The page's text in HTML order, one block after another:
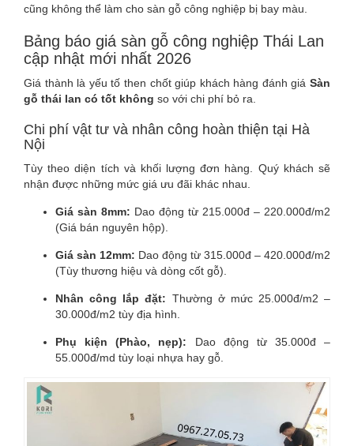
cũng không thể làm cho sàn gỗ công nghiệp bị bay màu.
Bảng báo giá sàn gỗ công nghiệp Thái Lan
cập nhật mới nhất 2026
Giá thành là yếu tố then chốt giúp khách hàng đánh giá Sàn
gỗ thái lan có tốt không so với chi phí bỏ ra.
Chi phí vật tư và nhân công hoàn thiện tại Hà
Nội
Tùy theo diện tích và khối lượng đơn hàng. Quý khách sẽ
nhận được những mức giá ưu đãi khác nhau.
Giá sàn 8mm: Dao động từ 215.000đ – 220.000đ/m2
(Giá bán nguyên hộp).
Giá sàn 12mm: Dao động từ 315.000đ – 420.000đ/m2
(Tùy thương hiệu và dòng cốt gỗ).
Nhân công lắp đặt: Thường ở mức 25.000đ/m2 –
30.000đ/m2 tùy địa hình.
Phụ kiện (Phào, nẹp): Dao động từ 35.000đ –
55.000đ/md tùy loại nhựa hay gỗ.